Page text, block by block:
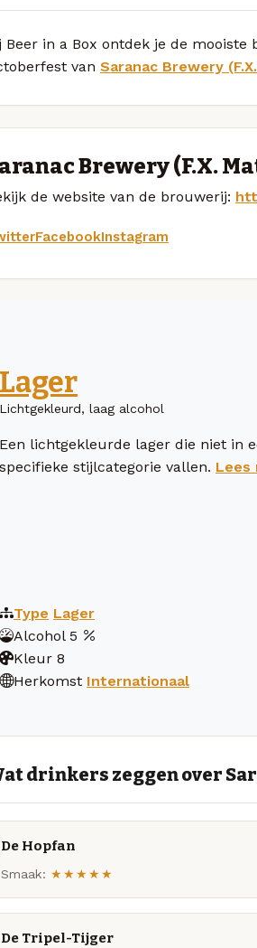
Beer in a Box ontdek je de
van Saranac Brewery
Brewery (F.X.
de website van de brouwerij:
FacebookInstagram
Lager
Lichtgekleurd, laag alcohol
Een lichtgekleurde lager die niet in
specifieke stijlcategorie vallen. Lees
Type Lager
Alcohol 5
Kleur 8
Herkomst Internationaal
drinkers zeggen over
De Hopfan
Smaak: ★★★★★
De Tripel-Tijger